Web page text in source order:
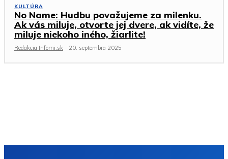
KULTÚRA
No Name: Hudbu považujeme za milenku.
Ak vás miluje, otvorte jej dvere, ak vidíte, že
miluje niekoho iného, žiarlite!
Redakcia Infomi.sk - 20. septembra 2025